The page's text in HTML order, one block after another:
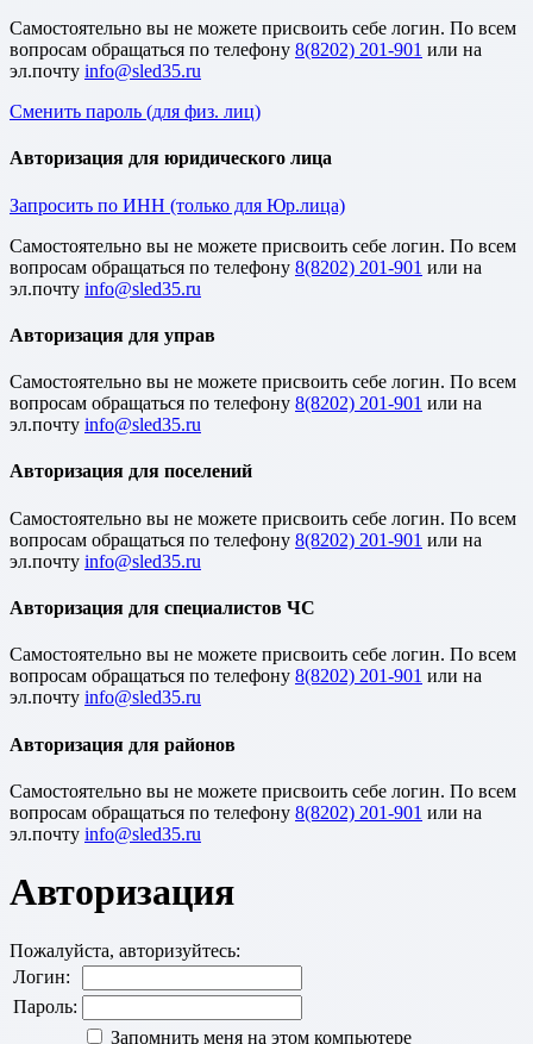
Cамостоятельно вы не можете присвоить себе логин. По всем
вопросам обращаться по телефону 8(8202) 201-901 или на
эл.почту
Сменить пароль (для физ. лиц)
Авторизация для юридического лица
Запросить по ИНН (только для Юр.лица)
Cамостоятельно вы не можете присвоить себе логин. По всем
вопросам обращаться по телефону 8(8202) 201-901 или на
эл.почту
Авторизация для управ
Cамостоятельно вы не можете присвоить себе логин. По всем
вопросам обращаться по телефону 8(8202) 201-901 или на
эл.почту
Авторизация для поселений
Cамостоятельно вы не можете присвоить себе логин. По всем
вопросам обращаться по телефону 8(8202) 201-901 или на
эл.почту
Авторизация для специалистов ЧС
Cамостоятельно вы не можете присвоить себе логин. По всем
вопросам обращаться по телефону 8(8202) 201-901 или на
эл.почту
Авторизация для районов
Cамостоятельно вы не можете присвоить себе логин. По всем
вопросам обращаться по телефону 8(8202) 201-901 или на
эл.почту
Авторизация
Пожалуйста, авторизуйтесь:
Логин:
Пароль:
Запомнить меня на этом компьютере